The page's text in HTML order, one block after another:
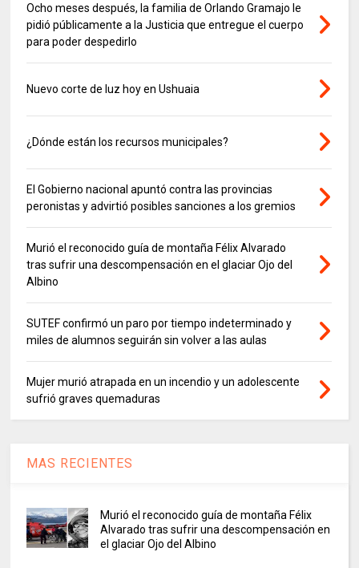
Ocho meses después, la familia de Orlando Gramajo le
pidió públicamente a la Justicia que entregue el cuerpo
para poder despedirlo
Nuevo corte de luz hoy en Ushuaia
¿Dónde están los recursos municipales?
El Gobierno nacional apuntó contra las provincias
peronistas y advirtió posibles sanciones a los gremios
Murió el reconocido guía de montaña Félix Alvarado
tras sufrir una descompensación en el glaciar Ojo del
Albino
SUTEF confirmó un paro por tiempo indeterminado y
miles de alumnos seguirán sin volver a las aulas
Mujer murió atrapada en un incendio y un adolescente
sufrió graves quemaduras
MAS RECIENTES
Murió el reconocido guía de montaña Félix
Alvarado tras sufrir una descompensación en
el glaciar Ojo del Albino